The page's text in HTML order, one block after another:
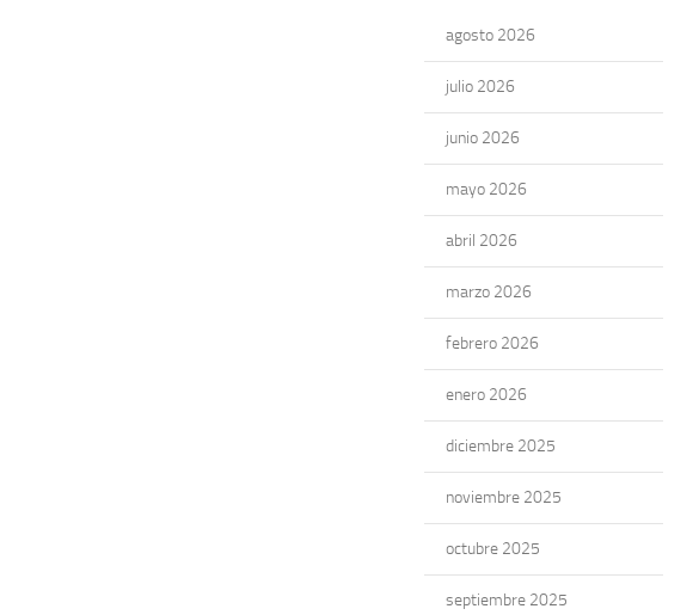
agosto 2026
julio 2026
junio 2026
mayo 2026
abril 2026
marzo 2026
febrero 2026
enero 2026
diciembre 2025
noviembre 2025
octubre 2025
septiembre 2025